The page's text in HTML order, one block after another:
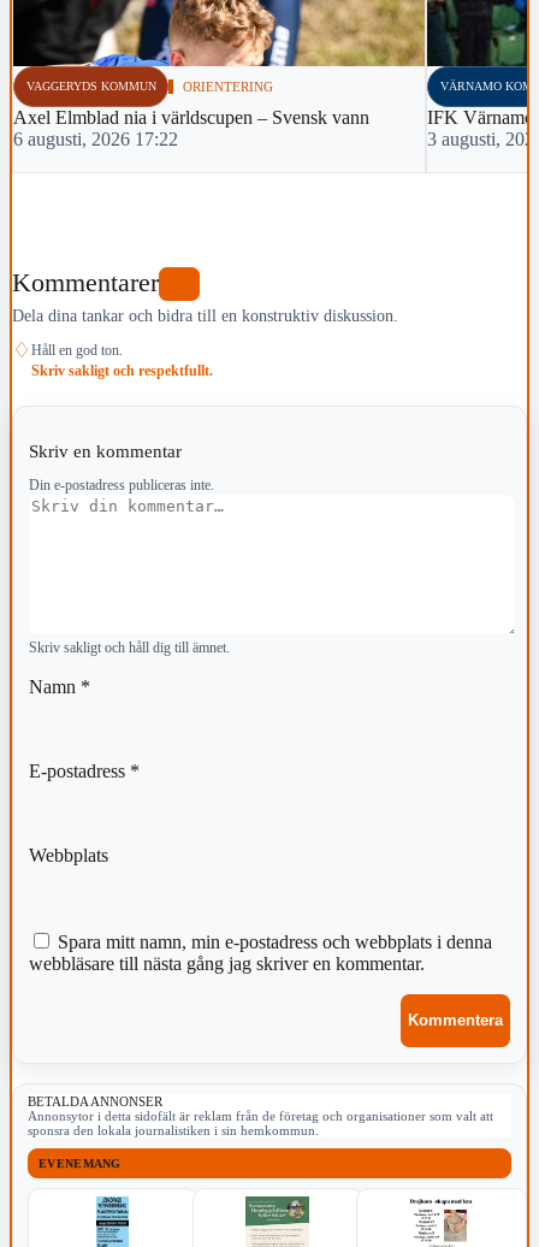
VAGGERYDS KOMMUN ORIENTERING
Axel Elmblad nia i världscupen – Svensk vann
6 augusti, 2026 17:22
VÄRNAMO
IFK Värnamo
3 augusti,
Kommentarer
Dela dina tankar och bidra till en konstruktiv diskussion.
♢ Håll en god ton.
Skriv sakligt och respektfullt.
Skriv en kommentar
Din e-postadress publiceras inte.
Kommentar
Skriv sakligt och håll dig till ämnet.
Namn *
E-postadress *
Webbplats
Spara mitt namn, min e-postadress och webbplats i denna
webbläsare till nästa gång jag skriver en kommentar.
BETALDA ANNONSER
Annonsytor i detta sidofält är reklam från de företag och organisationer som valt att
sponsra den lokala journalistiken i sin hemkommun.
EVENEMANG